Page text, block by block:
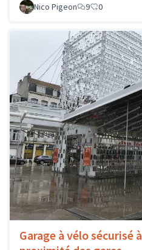
Nico Pigeon
9 0
Garage à vélo sécurisé à